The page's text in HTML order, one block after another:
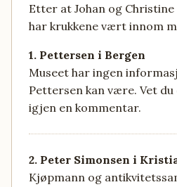
Etter at Johan og Christine
har krukkene vært innom
1. Pettersen i Bergen
Museet har ingen
Pettersen kan være. Vet
igjen en kommentar.
2. Peter Simonsen i
Kjøpmann og